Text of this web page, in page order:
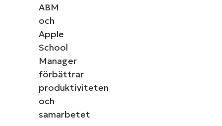
ABM
och
Apple
School
Manager
förbättrar
produktiviteten
och
samarbetet
Utforska demos